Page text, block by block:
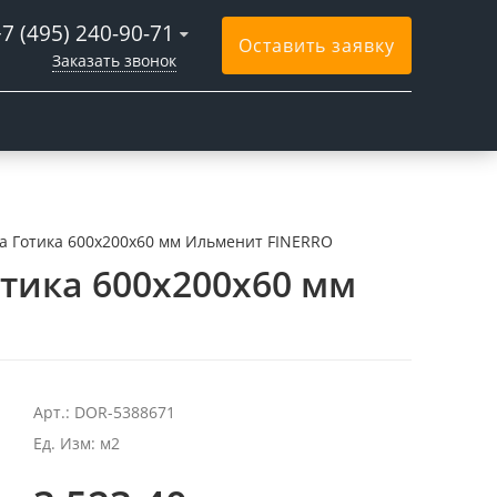
(495) 240-90-71
Заказать звонок
Оставить заявку
Готика 600x200x60 мм Ильменит FINERRO
600x200x60 мм
Арт.: DOR-5388671
Ед. Изм: м2